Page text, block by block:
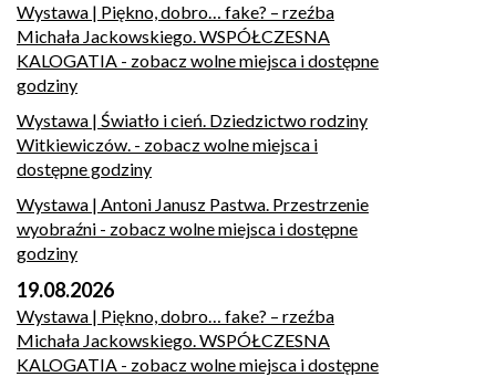
Wystawa | Piękno, dobro… fake? – rzeźba
Michała Jackowskiego. WSPÓŁCZESNA
KALOGATIA - zobacz wolne miejsca i dostępne
godziny
Wystawa | Światło i cień. Dziedzictwo rodziny
Witkiewiczów. - zobacz wolne miejsca i
dostępne godziny
Wystawa | Antoni Janusz Pastwa. Przestrzenie
wyobraźni - zobacz wolne miejsca i dostępne
godziny
19.08.2026
Wystawa | Piękno, dobro… fake? – rzeźba
Michała Jackowskiego. WSPÓŁCZESNA
KALOGATIA - zobacz wolne miejsca i dostępne